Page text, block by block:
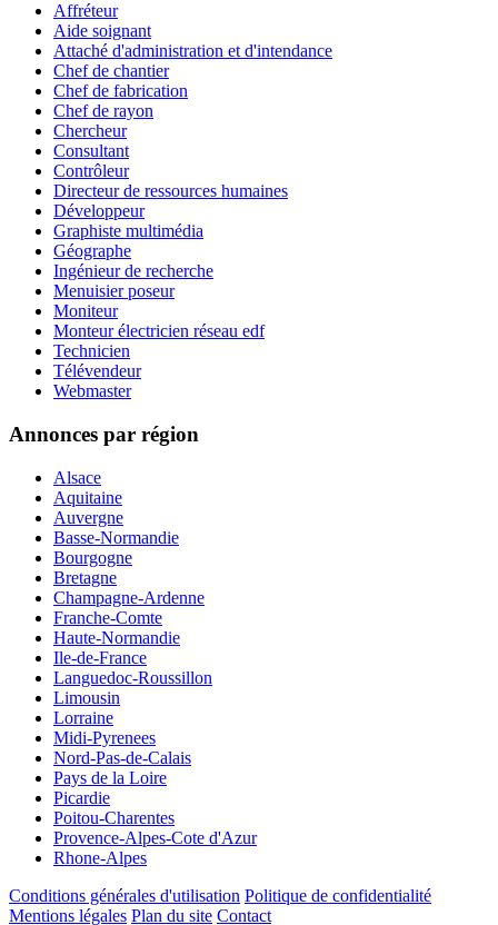
Affréteur
Aide soignant
Attaché d'administration et d'intendance
Chef de chantier
Chef de fabrication
Chef de rayon
Chercheur
Consultant
Contrôleur
Directeur de ressources humaines
Développeur
Graphiste multimédia
Géographe
Ingénieur de recherche
Menuisier poseur
Moniteur
Monteur électricien réseau edf
Technicien
Télévendeur
Webmaster
Annonces par région
Alsace
Aquitaine
Auvergne
Basse-Normandie
Bourgogne
Bretagne
Champagne-Ardenne
Franche-Comte
Haute-Normandie
Ile-de-France
Languedoc-Roussillon
Limousin
Lorraine
Midi-Pyrenees
Nord-Pas-de-Calais
Pays de la Loire
Picardie
Poitou-Charentes
Provence-Alpes-Cote d'Azur
Rhone-Alpes
Conditions générales d'utilisation Politique de confidentialité
Mentions légales Plan du site Contact